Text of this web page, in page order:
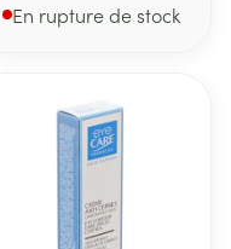
En rupture de stock